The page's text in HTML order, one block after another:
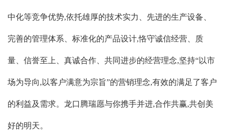
中化等竞争优势,依托雄厚的技术实力、先进的生产设备、
完善的管理体系、标准化的产品设计,恪守诚信经营、质
量、信誉至上、真诚合作、共同进步的经营理念,坚持“以市
场为导向,以客户满意为宗旨”的营销理念,有效的满足了客户
的利益及需求。龙口腾瑞愿与你携手并进,合作共赢,共创美
好的明天。